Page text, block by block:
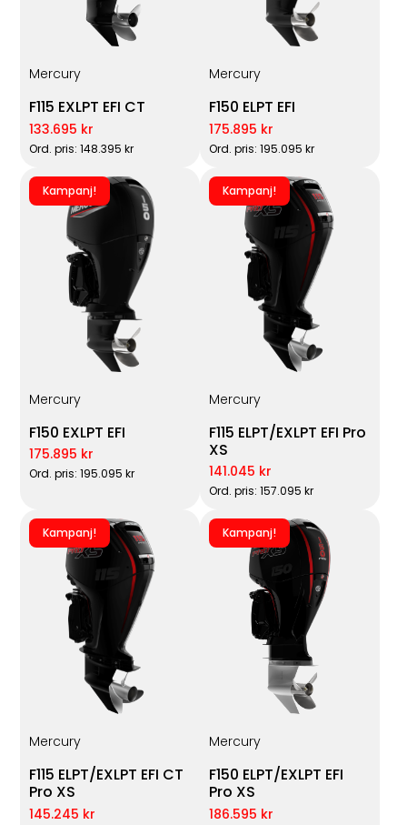
Mercury
F115 EXLPT EFI CT
133.695 kr
Ord. pris: 148.395 kr
Mercury
F150 ELPT EFI
175.895 kr
Ord. pris: 195.095 kr
Kampanj!
Mercury
F150 EXLPT EFI
175.895 kr
Ord. pris: 195.095 kr
Kampanj!
Mercury
F115 ELPT/EXLPT EFI Pro
XS
141.045 kr
Ord. pris: 157.095 kr
Kampanj!
Mercury
F115 ELPT/EXLPT EFI CT
Pro XS
145.245 kr
Kampanj!
Mercury
F150 ELPT/EXLPT EFI
Pro XS
186.595 kr